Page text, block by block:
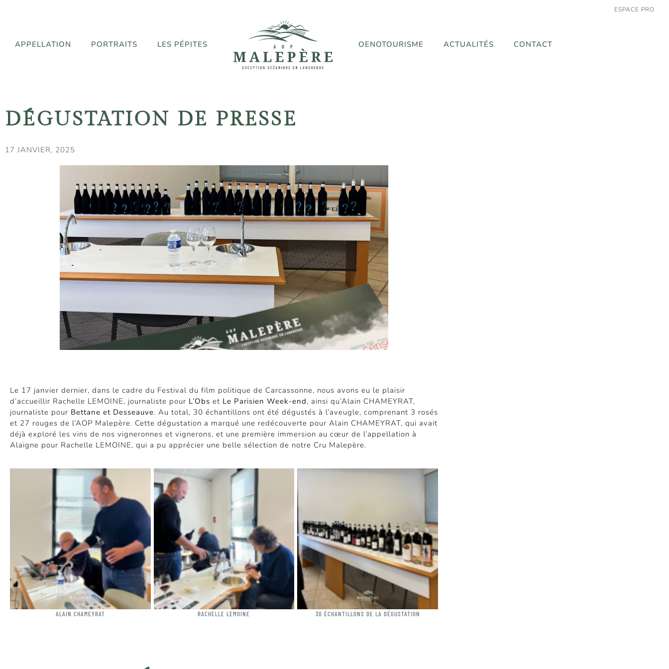
ESPACE PRO
APPELLATION PORTRAITS LES PÉPITES OENOTOURISME ACTUALITÉS CONTACT
DÉGUSTATION DE PRESSE
17 JANVIER, 2025
Le 17 janvier dernier, dans le cadre du Festival du film politique de Carcassonne, nous avons eu le plaisir
d’accueillir Rachelle LEMOINE, journaliste pour L’Obs et Le Parisien Week-end, ainsi qu’Alain CHAMEYRAT,
journaliste pour Bettane et Desseauve. Au total, 30 échantillons ont été dégustés à l’aveugle, comprenant 3 rosés
et 27 rouges de l’AOP Malepère. Cette dégustation a marqué une redécouverte pour Alain CHAMEYRAT, qui avait
déjà exploré les vins de nos vigneronnes et vignerons, et une première immersion au cœur de l’appellation à
Alaigne pour Rachelle LEMOINE, qui a pu apprécier une belle sélection de notre Cru Malepère.
ALAIN CHAMEYRAT RACHELLE LEMOINE 30 ÉCHANTILLONS DE LA DÉGUSTATION